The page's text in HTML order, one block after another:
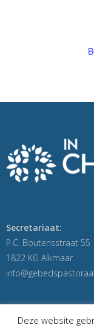
Secretariaat:
P.C. Boutensstraat 55
1822 KG Alkmaar
Deze website